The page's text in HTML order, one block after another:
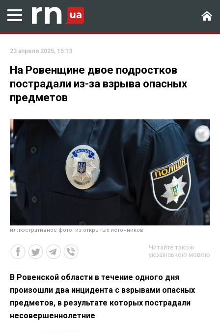
23 апреля 2025, 15:13
На Ровенщине двое подростков
пострадали из-за взрыва опасных
предметов
иллюстративное фото: из открытых источников
Читайте також
українською мовою
В Ровенской области в течение одного дня
произошли два инцидента с взрывами опасных
предметов, в результате которых пострадали
несовершеннолетние